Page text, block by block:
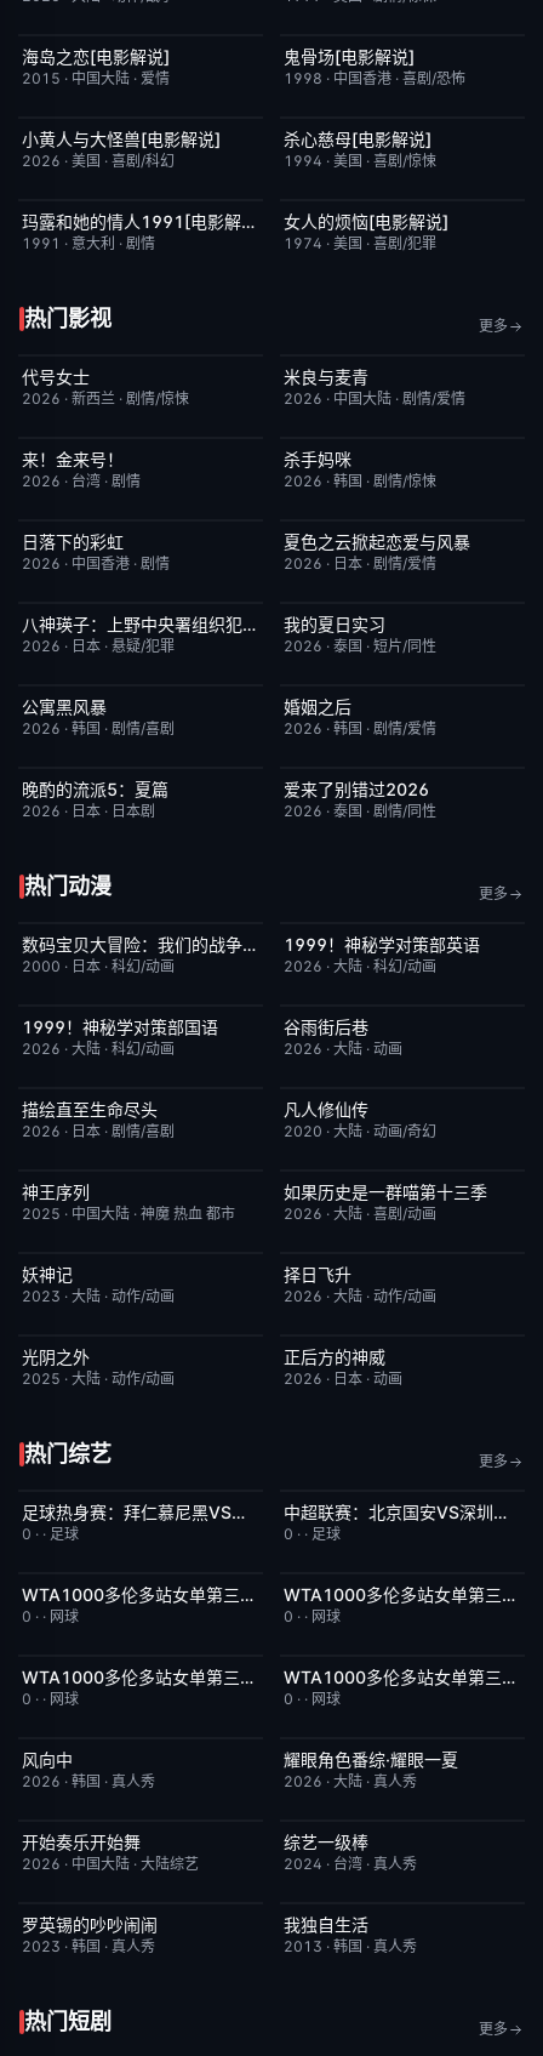
已完结
海岛之恋[电影解说]
2015 · 中国大陆 · 爱情
已完结
鬼骨场[电影解说]
1998 · 中国香港 · 喜剧/恐怖
已完结
小黄人与大怪兽[电影解说]
2026 · 美国 · 喜剧/科幻
已完结
杀心慈母[电影解说]
1994 · 美国 · 喜剧/惊悚
已完结 6.1玛露和她的情人1991[电影解说]
1991 · 意大利 · 剧情
已完结
女人的烦恼[电影解说]
1974 · 美国 · 喜剧/犯罪
热门影视 更多
完结
代号女士
2026 · 新西兰 · 剧情/惊悚
更新至第15集
米良与麦青
2026 · 中国大陆 · 剧情/爱情
更新至第02集
来！金来号！
2026 · 台湾 · 剧情
更新至第03集
杀手妈咪
2026 · 韩国 · 剧情/惊悚
更新至第7集
日落下的彩虹
2026 · 中国香港 · 剧情
更新至第05集
夏色之云掀起恋爱与风暴
2026 · 日本 · 剧情/爱情
更新至第04集 3.0八神瑛子：上野中央署组织犯罪对策课
2026 · 日本 · 悬疑/犯罪
更新至第09集
我的夏日实习
2026 · 泰国 · 短片/同性
更新至第09集
公寓黑风暴
2026 · 韩国 · 剧情/喜剧
更新至第11集
婚姻之后
2026 · 韩国 · 剧情/爱情
更新至第06集
晚酌的流派5：夏篇
2026 · 日本 · 日本剧
更新至第04集
爱来了别错过2026
2026 · 泰国 · 剧情/同性
热门动漫 更多
今日更新 8.9数码宝贝大冒险：我们的战争游戏！
2000 · 日本 · 科幻/动画
更新至第3集 10.0
1999！神秘学对策部英语
2026 · 大陆 · 科幻/动画
更新至第3集
1999！神秘学对策部国语
2026 · 大陆 · 科幻/动画
更新至第03集
谷雨街后巷
2026 · 大陆 · 动画
更新至第06集
描绘直至生命尽头
2026 · 日本 · 剧情/喜剧
更新至第186集
凡人修仙传
2020 · 大陆 · 动画/奇幻
更新至第202集
神王序列
2025 · 中国大陆 · 神魔 热血 都市
更新至第06集 2.0
如果历史是一群喵第十三季
2026 · 大陆 · 喜剧/动画
更新至第441集
妖神记
2023 · 大陆 · 动作/动画
更新至第6集
择日飞升
2026 · 大陆 · 动作/动画
更新至第34集
光阴之外
2025 · 大陆 · 动作/动画
更新至第06集
正后方的神威
2026 · 日本 · 动画
热门综艺 更多
8月9日上线 5.0
足球热身赛：拜仁慕尼黑VS阿斯顿维拉20260807
0 · · 足球
8月9日上线 5.0
中超联赛：北京国安VS深圳新鹏城20260807
0 · · 足球
8月9日上线 7.0WTA1000多伦多站女单第三轮：斯维托丽娜VS波塔波娃
0 · · 网球
8月9日上线 5.0WTA1000多伦多站女单第三轮：萨巴伦卡VS张帅
0 · · 网球
8月9日上线 2.0WTA1000多伦多站女单第三轮：佩古拉VS拉克西莫娃
0 · · 网球
8月9日上线 2.0WTA1000多伦多站女单第三轮：格鲁比奇VS斯瓦泰克
0 · · 网球
更新至第02集
风向中
2026 · 韩国 · 真人秀
今日更新
耀眼角色番综·耀眼一夏
2026 · 大陆 · 真人秀
更新至第3期
开始奏乐开始舞
2026 · 中国大陆 · 大陆综艺
更新至110期
综艺一级棒
2024 · 台湾 · 真人秀
今日更新
罗英锡的吵吵闹闹
2023 · 韩国 · 真人秀
昨日更新
我独自生活
2013 · 韩国 · 真人秀
热门短剧 更多